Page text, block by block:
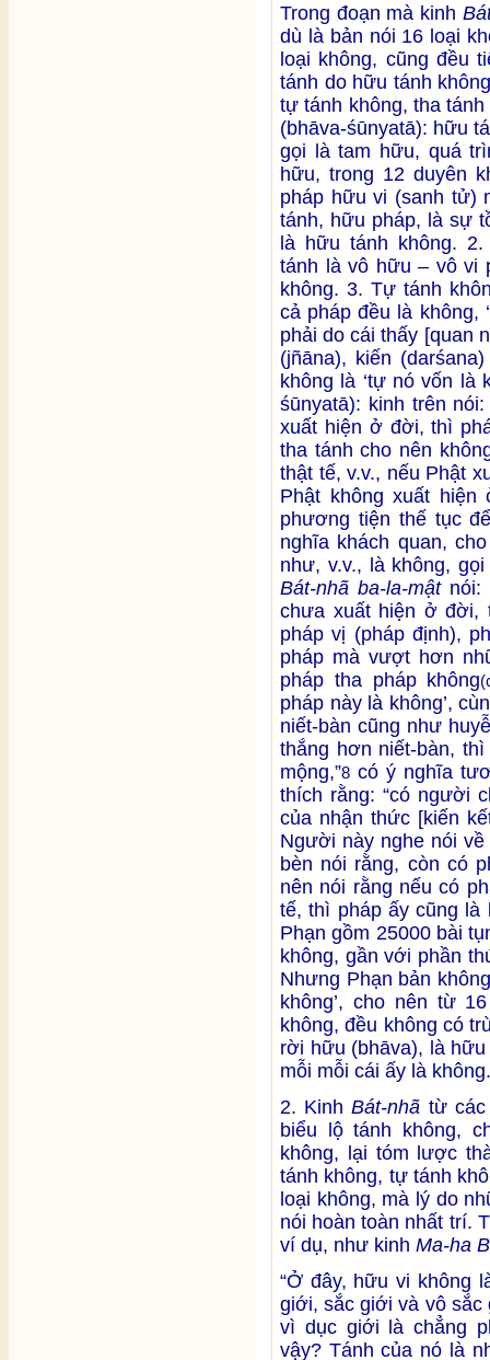
Trong đoạn mà kinh
dù là bản nói 16 loại
loại không, cũng đều
tánh do hữu tánh
tự tánh không, tha
(bhāva-śūnyatā): hữu
gọi là tam hữu, quá
hữu, trong 12 duyên
pháp hữu vi (sanh tử)
tánh, hữu pháp, là sự
là hữu tánh không. 2.
tánh là vô hữu – vô vi
không. 3. Tự tánh
cả pháp đều là không,
phải do cái thấy [quan
(jñāna), kiến
không là ‘tự nó vốn là
śūnyatā): kinh trên
xuất hiện ở đời, thì
tha tánh cho nên
thật tế, v.v., nếu Phật
Phật không xuất
phương tiện thế tục
nghĩa khách quan,
như, v.v., là không,
Bát-nhã ba-la-mậtnói:
chưa xuất hiện ở đời,
pháp vị (pháp định),
pháp mà vượt hơn
pháp tha pháp không
pháp này là không’,
niết-bàn cũng như
thắng hơn niết-bàn,
mộng,”8 có ý nghĩa
thích rằng: “có người
của nhận thức [kiến
Người này nghe nói
bèn nói rằng, còn có
nên nói rằng nếu có
tế, thì pháp ấy cũng là
Phạn gồm 25000 bài
không, gần với phần
Nhưng Phạn bản
không’, cho nên từ
không, đều không có
rời hữu (bhāva), là
mỗi mỗi cái ấy là không.
2. KinhBát-nhã từ các
biểu lộ tánh không,
không, lại tóm lược
tánh không, tự tánh
loại không, mà lý do
nói hoàn toàn nhất trí.
ví dụ, như kinh Ma-ha
“Ở đây, hữu vi không
giới, sắc giới và vô
vì dục giới là chẳng
vậy? Tánh của nó là